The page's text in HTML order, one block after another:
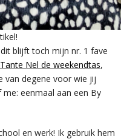
blijft toch mijn nr. 1 fave
Tante Nel de weekendtas,
van degene voor wie jij
eenmaal aan een By
en werk! Ik gebruik hem